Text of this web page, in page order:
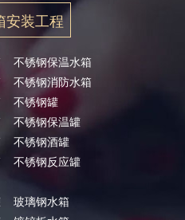
安装工程
不锈钢保温水箱
不锈钢消防水箱
不锈钢罐
不锈钢保温罐
不锈钢酒罐
不锈钢反应罐
玻璃钢水箱